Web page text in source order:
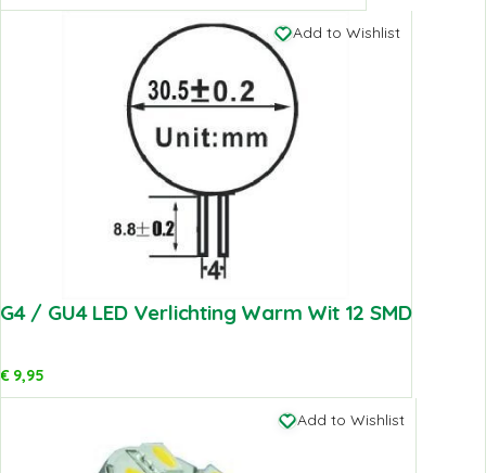
Add to Wishlist
G4 / GU4 LED Verlichting Warm Wit 12 SMD
€9,95
Add to Wishlist